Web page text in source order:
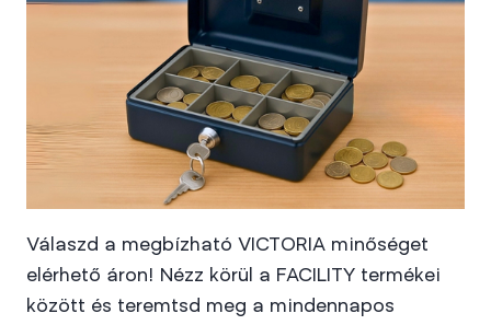
Válaszd a megbízható VICTORIA minőséget
elérhető áron! Nézz körül a FACILITY termékei
között és teremtsd meg a mindennapos